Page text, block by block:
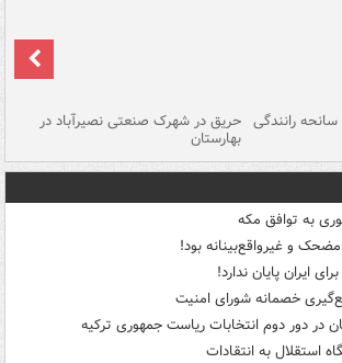
رانندگی حریق در شهرک صنعتی نصیرآباد در
بهارستان
به توافق مکه
مضحک و غیرواقع‌بینانه بود!
ایران پایان ندارد!
خصمانه شورای امنیت
در دور دوم انتخابات ریاست جمهوری ترکیه
استقلال به انتقادات